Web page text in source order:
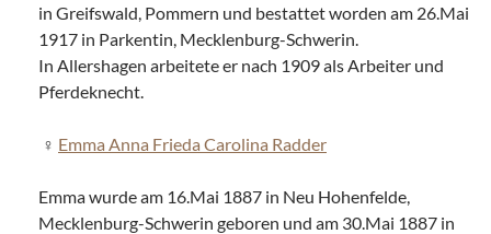
in Greifswald, Pommern und bestattet worden am 26.Mai
1917 in Parkentin, Mecklenburg-Schwerin.
In Allershagen arbeitete er nach 1909 als Arbeiter und
Pferdeknecht.
Emma Anna Frieda Carolina Radder
Emma wurde am 16.Mai 1887 in Neu Hohenfelde,
Mecklenburg-Schwerin geboren und am 30.Mai 1887 in